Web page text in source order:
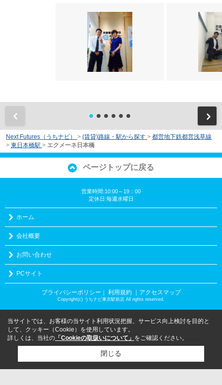
Next Futures（うちナビ） > (賃貸)路線・駅から探す > 都営地下鉄都営浅草線
> 東日本橋駅 > エクメーネ日本橋
ページトップに戻る
営業時間:10:00～19：00
定休日:毎週水曜日
ホーム
会社概要
お問い合わせ
PCサイト
プライバシーポリシー 利用規約 ｜アクセスマップ
Copyright(c) うちナビ東京駅前店 All rights reserved.
当サイトでは、お客様の当サイト利用状況把握、サービス向上検討を目的と
して、クッキー（Cookie）を使用しています。
詳しくは、当社の 「Cookieの取扱いについて」 をご確認ください。
閉じる